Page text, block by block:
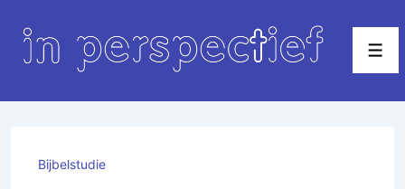
Doorgaan
naar
Bijbelstudie